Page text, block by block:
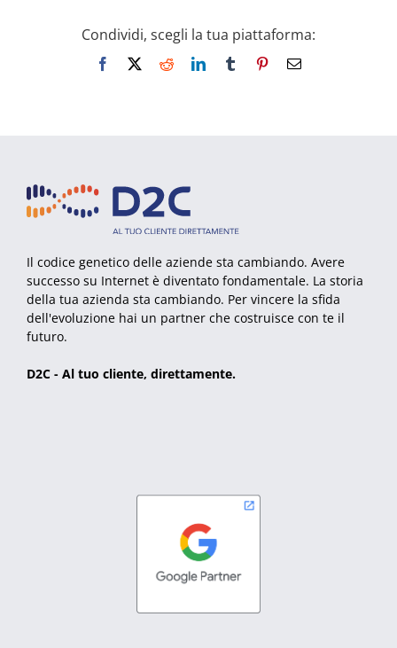
Condividi, scegli la tua piattaforma:
Facebook RedditLinkedInTumblr PinterestEmail
Il codice genetico delle aziende sta cambiando. Avere
successo su Internet è diventato fondamentale. La storia
della tua azienda sta cambiando. Per vincere la sfida
dell'evoluzione hai un partner che costruisce con te il
futuro.
D2C - Al tuo cliente, direttamente.